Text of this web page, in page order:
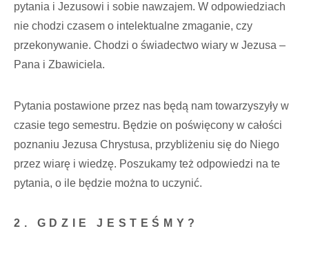
pytania i Jezusowi i sobie nawzajem. W odpowiedziach
nie chodzi czasem o intelektualne zmaganie, czy
przekonywanie. Chodzi o świadectwo wiary w Jezusa –
Pana i Zbawiciela.
Pytania postawione przez nas będą nam towarzyszyły w
czasie tego semestru. Będzie on poświęcony w całości
poznaniu Jezusa Chrystusa, przybliżeniu się do Niego
przez wiarę i wiedzę. Poszukamy też odpowiedzi na te
pytania, o ile będzie można to uczynić.
2. GDZIE JESTEŚMY?